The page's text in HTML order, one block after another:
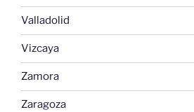
Valladolid
Vizcaya
Zamora
Zaragoza